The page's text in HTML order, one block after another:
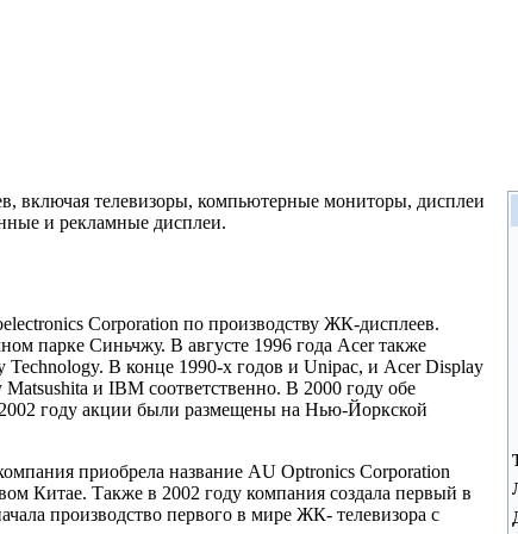
включая телевизоры, компьютерные мониторы, дисплеи
и рекламные дисплеи.
Corporation по производству ЖК-дисплеев.
парке Синьчжу. В августе 1996 года Acer также
В конце 1990-х годов и Unipac, и Acer Display
и IBM соответственно. В 2000 году обе
году акции были размещены на Нью-Йоркской
приобрела название AU Optronics Corporation
Китае. Также в 2002 году компания создала первый в
производство первого в мире ЖК- телевизора с